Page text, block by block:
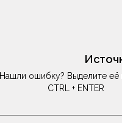
Нашли ошибку? Выделите её
CTRL + ENTER